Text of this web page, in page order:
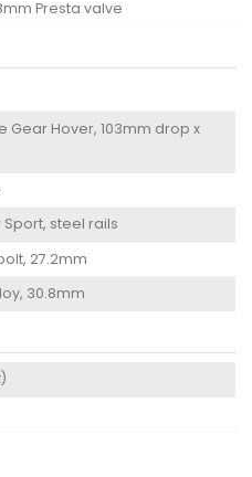
Presta valve
Gear Hover, 103mm drop x
steel rails
27.2mm
30.8mm